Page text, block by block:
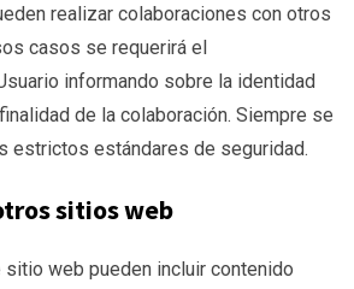
realizar colaboraciones con otros
casos se requerirá el
informando sobre la identidad
de la colaboración. Siempre se
estrictos estándares de seguridad.
sitios web
web pueden incluir contenido